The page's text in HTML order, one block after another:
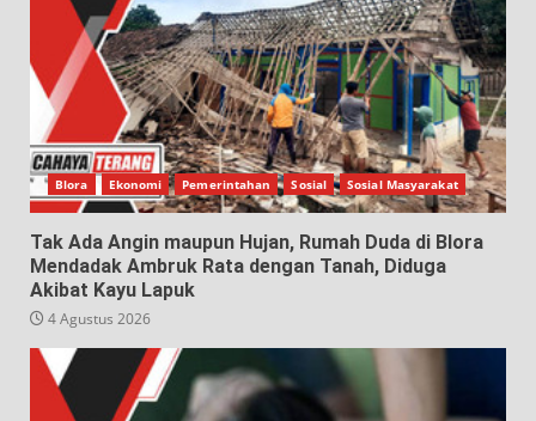
Blora Ekonomi Pemerintahan Sosial Sosial Masyarakat
Tak Ada Angin maupun Hujan, Rumah Duda di Blora
Mendadak Ambruk Rata dengan Tanah, Diduga
Akibat Kayu Lapuk
4 Agustus 2026